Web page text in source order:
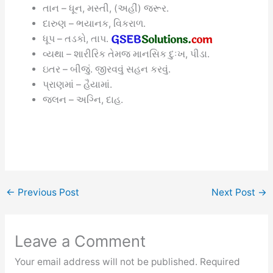
તાન – ધૂન, મસ્તી, (અહીં) જરૂર.
દારુણ – ભયાનક, વિકરાળ.
ધૂપ – તડકો, તાપ.
વ્યથા – શારીરિક તેમજ માનસિક દુઃખ, પીડા.
ઇતર – બીજું. જીરવવું સહન કરવું.
પ્રાણમાં – હૈયામાં.
જલન – અગ્નિ, દાહ.
← Previous Post Next Post →
Leave a Comment
Your email address will not be published. Required